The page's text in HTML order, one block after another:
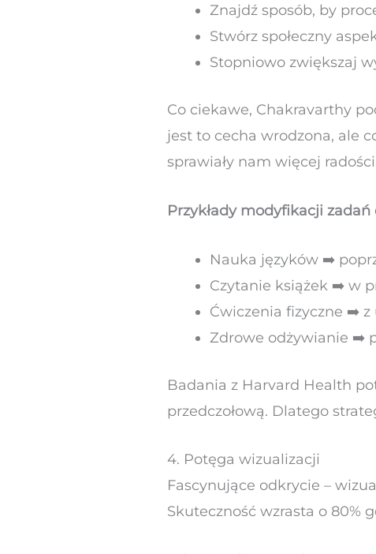
Znajdź sposób, by
Stwórz społeczny
Stopniowo zwiększaj
Co ciekawe, Chakravarthy
jest to cecha wrodzona, ale
sprawiały nam więcej
Przykłady modyfikacji
Nauka języków ➡️
Czytanie książek ➡️ w
Ćwiczenia fizyczne ➡️
Zdrowe odżywianie ➡️
Badania z Harvard Health
przedczołową. Dlatego
4. Potęga wizualizacji
Fascynujące odkrycie –
Skuteczność wzrasta o 80%